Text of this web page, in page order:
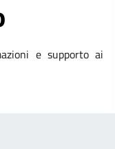
e supporto ai